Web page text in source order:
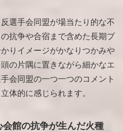
選手会同盟が場当たり的な不
抗争や合宿まで含めた長期プ
りイメージがかなりつかみや
の片隅に置きながら細かなエ
会同盟の一つ一つのコメント
体的に感じられます。
館の抗争が生んだ火種